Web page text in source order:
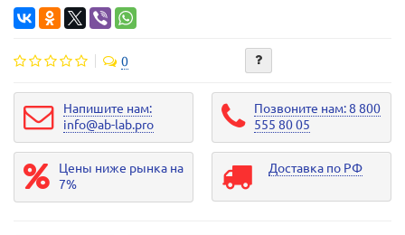
0
Напишите нам:
info@ab-lab.pro
Позвоните нам: 8 800
555 80 05
Цены ниже рынка на
7%
Доставка по РФ